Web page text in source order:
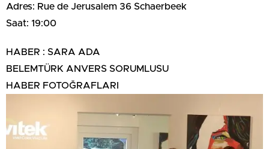
Adres: Rue de Jerusalem 36 Schaerbeek
Saat: 19:00
HABER : SARA ADA
BELEMTÜRK ANVERS SORUMLUSU
HABER FOTOĞRAFLARI